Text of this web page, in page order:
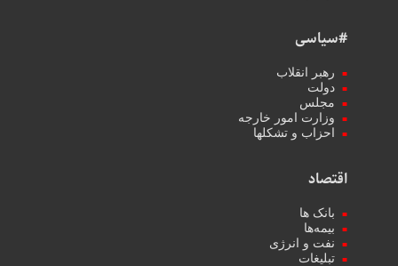
#سیاسی
رهبر انقلاب
دولت
مجلس
وزارت امور خارجه
احزاب و تشکلها
اقتصاد
بانک ها
بیمه‌ها
نفت و انرژی
تبلیغات